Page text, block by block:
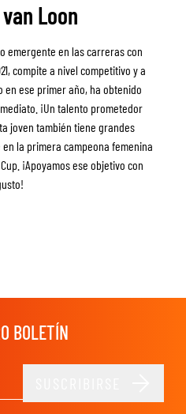
Loon
emergente en las carreras con
compite a nivel competitivo y a
en ese primer año, ha obtenido
¡Un talento prometedor
joven también tiene grandes
la primera campeona femenina
¡Apoyamos ese objetivo con
BOLETÍN